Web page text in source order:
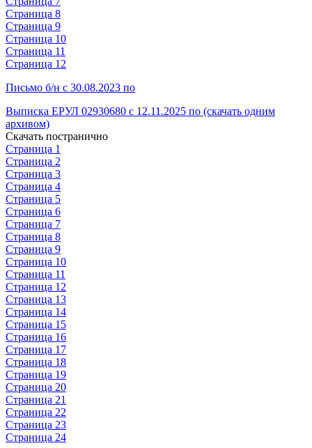
Страница 8
Страница 9
Страница 10
Страница 11
Страница 12
Письмо б/н с 30.08.2023 по
Выписка ЕРУЛ 02930680 с 12.11.2025 по (скачать одним
архивом)
Скачать постранично
Страница 1
Страница 2
Страница 3
Страница 4
Страница 5
Страница 6
Страница 7
Страница 8
Страница 9
Страница 10
Страница 11
Страница 12
Страница 13
Страница 14
Страница 15
Страница 16
Страница 17
Страница 18
Страница 19
Страница 20
Страница 21
Страница 22
Страница 23
Страница 24